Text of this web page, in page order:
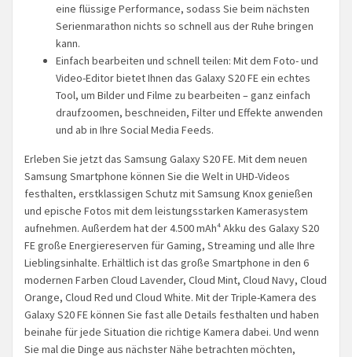
eine flüssige Performance, sodass Sie beim nächsten
Serienmarathon nichts so schnell aus der Ruhe bringen
kann.
Einfach bearbeiten und schnell teilen: Mit dem Foto- und
Video-Editor bietet Ihnen das Galaxy S20 FE ein echtes
Tool, um Bilder und Filme zu bearbeiten – ganz einfach
draufzoomen, beschneiden, Filter und Effekte anwenden
und ab in Ihre Social Media Feeds.
Erleben Sie jetzt das Samsung Galaxy S20 FE. Mit dem neuen
Samsung Smartphone können Sie die Welt in UHD-Videos
festhalten, erstklassigen Schutz mit Samsung Knox genießen
und epische Fotos mit dem leistungsstarken Kamerasystem
aufnehmen. Außerdem hat der 4.500 mAh⁴ Akku des Galaxy S20
FE große Energiereserven für Gaming, Streaming und alle Ihre
Lieblingsinhalte. Erhältlich ist das große Smartphone in den 6
modernen Farben Cloud Lavender, Cloud Mint, Cloud Navy, Cloud
Orange, Cloud Red und Cloud White. Mit der Triple-Kamera des
Galaxy S20 FE können Sie fast alle Details festhalten und haben
beinahe für jede Situation die richtige Kamera dabei. Und wenn
Sie mal die Dinge aus nächster Nähe betrachten möchten,